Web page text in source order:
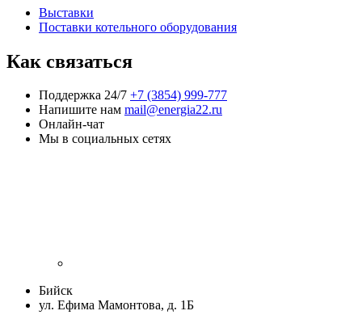
Выставки
Поставки котельного оборудования
Как связаться
Поддержка 24/7 +7 (3854) 999-777
Напишите нам mail@energia22.ru
Онлайн-чат
Мы в социальных сетях
Бийск
ул. Ефима Мамонтова, д. 1Б